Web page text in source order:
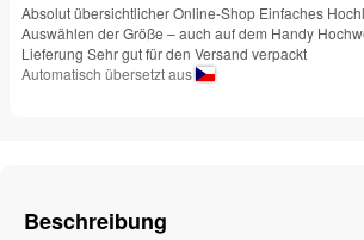
Absolut übersichtlicher Online-Shop Einfaches
Auswählen der Größe – auch auf dem Handy
Lieferung Sehr gut für den Versand verpackt
Automatisch übersetzt aus
Beschreibung